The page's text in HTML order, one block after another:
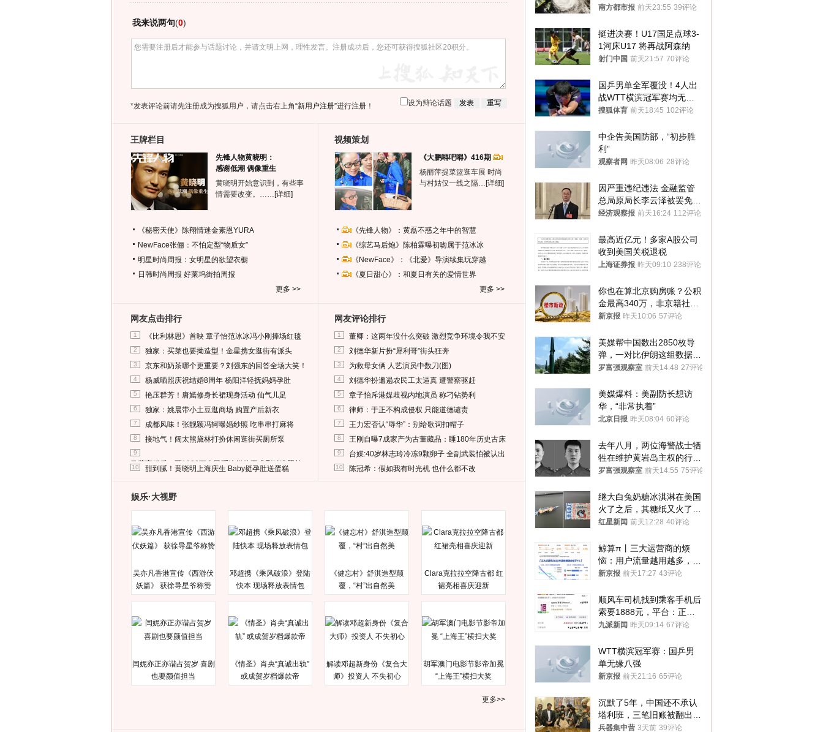
我来说两句(0)
*发表评论前请先注册成为搜狐用户，请点击右上角“新用户注册”进行注册！ 设为辩论话题
王牌栏目
先锋人物黄晓明：
感谢低潮 偶像重生
黄晓明开始意识到，有些事
情需要改变。…… [详细]
《秘密天使》陈翔情迷金素恩YURA
NewFace张俪：不怕定型“物质女”
明星时尚周报：女明星的欲望衣橱
日韩时尚周报 好莱坞街拍周报
更多 >>
视频策划
《大鹏嘚吧嘚》416期
杨丽萍提菜篮逛车展 时尚
与村姑仅一线之隔… [详细]
《先锋人物》：黄磊不惑之年中的智慧
《综艺马后炮》陈柏霖曝初吻属于范冰冰
《NewFace》：《北爱》导演续集玩穿越
《夏日甜心》：和夏日有关的爱情世界
更多 >>
网友点击排行
1 《比利林恩》首映 章子怡范冰冰冯小刚捧场红毯
2 独家：买菜也要拗造型！金星携女逛街有派头
3 京东和奶茶哪个更重要？刘强东的回答全场大笑！
4 杨威晒照庆祝结婚8周年 杨阳洋轻抚妈妈孕肚
5 艳压群芳！唐嫣修身长裙现身活动 仙气儿足
6 独家：姚晨带小土豆逛商场 购置产后新衣
7 成都风味！张靓颖冯轲曝婚纱照 吃串串打麻将
8 接地气！阔太熊黛林打扮休闲逛街买厕所泵
9
马蓉离婚后，砸1000万人民币给媒体要求删掉这照片
10 甜到腻！黄晓明上海庆生 Baby挺孕肚送蛋糕
网友评论排行
1 董卿：这两年没什么突破 激烈竞争环境令我不安
2 刘德华新片扮“犀利哥”街头狂奔
3 为救母女俩 人艺演员中数刀(图)
4 刘德华扮邋遢农民工太逼真 遭警察驱赶
5 章子怡斥港媒歧视内地演员 称刁钻势利
6 律师：于正不构成侵权 只能道德谴责
7 王力宏否认“辱华”：别给歌词扣帽子
8 王刚自曝7成家产为古董藏品：睡180年历史古床
9 台媒:40岁林志玲冷冻9颗卵子 全副武装怕被认出
10 陈冠希：假如我有时光机 也什么都不改
娱乐·大视野
吴亦凡香港宣传《西游伏
妖篇》 获徐导星爷称赞
邓超携《乘风破浪》登陆
快本 现场释放表情包
《健忘村》舒淇造型颠
覆，“村”出自然美
Clara克拉拉空降古都 红
裙亮相喜庆迎新
闫妮亦正亦谐占贺岁 喜剧
也要颜值担当
《情圣》肖央“真诚出轨”
或成贺岁档爆款帝
解读邓超新身份《复合大
师》投资人 不失初心
胡军澳门电影节影帝加冕
“上海王”横扫大奖
更多>>
大！深圳官方：注意这件事
南方都市报 前天23:55 39评论
挺进决赛！U17国足点球3-
1河床U17 将再战阿森纳
射门中国 前天21:57 70评论
国乒男单全军覆没！4人出
战WTT横滨冠军赛均无缘
八强
搜狐体育 前天18:45 102评论
中企告美国防部，“初步胜
利”
观察者网 昨天08:06 28评论
因严重违纪违法 金融监管
总局原局长李云泽被罢免全
国人大代表
经济观察报 前天16:24 112评论
最高近亿元！多家A股公司
收到美国关税退税
上海证券报 昨天09:10 238评论
你也在算北京购房账？公积
金最高340万，非京籍社保
1年
新京报 昨天10:06 57评论
美媒帮中国数出2850枚导
弹，一对比伊朗这组数据，
发现出大事了
罗富强观察室 前天14:48 27评论
美媒爆料：美副防长想访
华，“非常执着”
北京日报 昨天08:04 60评论
去年八月，两位海警战士牺
牲在维护黄岩岛主权的行动
中
罗富强观察室 前天14:55 75评论
继大白兔奶糖冰淇淋在美国
火了之后，其糖纸又火了！
海外博主盛赞：平面设计经
红星新闻 前天12:28 40评论
鲸算π丨三大运营商的烦
恼：用户流量越用越多，收
入却越来越少
新京报 前天17:27 43评论
顺风车司机找到乘客手机后
索要1888元，平台：正和
司机沟通协商
九派新闻 昨天09:14 67评论
WTT横滨冠军赛：国乒男
单无缘八强
新京报 前天21:16 65评论
沉默了5年，中国还不承认
塔利班，三笔旧账被翻出，
最大风险出现
兵器集中营 3天前 39评论